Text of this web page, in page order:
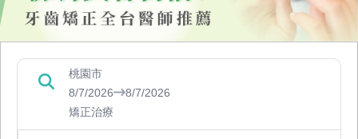
桃園市
8/7/2026
8/7/2026
矯正治療